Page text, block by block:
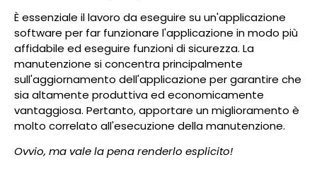
È essenziale il lavoro da eseguire su un'applicazione
software per far funzionare l'applicazione in modo più
affidabile ed eseguire funzioni di sicurezza. La
manutenzione si concentra principalmente
sull'aggiornamento dell'applicazione per garantire che
sia altamente produttiva ed economicamente
vantaggiosa. Pertanto, apportare un miglioramento è
molto correlato all'esecuzione della manutenzione.
Ovvio, ma vale la pena renderlo esplicito!